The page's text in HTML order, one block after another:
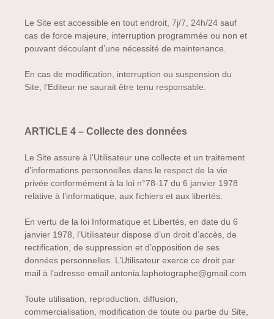
Le Site est accessible en tout endroit, 7j/7, 24h/24 sauf
cas de force majeure, interruption programmée ou non et
pouvant découlant d’une nécessité de maintenance.
En cas de modification, interruption ou suspension du
Site, l’Editeur ne saurait être tenu responsable.
ARTICLE 4 – Collecte des données
Le Site assure à l’Utilisateur une collecte et un traitement
d’informations personnelles dans le respect de la vie
privée conformément à la loi n°78-17 du 6 janvier 1978
relative à l’informatique, aux fichiers et aux libertés.
En vertu de la loi Informatique et Libertés, en date du 6
janvier 1978, l’Utilisateur dispose d’un droit d’accès, de
rectification, de suppression et d’opposition de ses
données personnelles. L’Utilisateur exerce ce droit par
mail à l’adresse email antonia.laphotographe@gmail.com
Toute utilisation, reproduction, diffusion,
commercialisation, modification de toute ou partie du Site,